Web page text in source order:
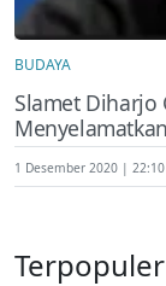
BUDAYA
Slamet Diharjo
1 Desember 2020 | 22:10
Terpopuler